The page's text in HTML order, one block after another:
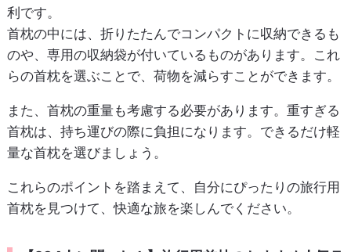
利です。
首枕の中には、折りたたんでコンパクトに収納できるも
のや、専用の収納袋が付いているものがあります。これ
らの首枕を選ぶことで、荷物を減らすことができます。
また、首枕の重量も考慮する必要があります。重すぎる
首枕は、持ち運びの際に負担になります。できるだけ軽
量な首枕を選びましょう。
これらのポイントを踏まえて、自分にぴったりの旅行用
首枕を見つけて、快適な旅を楽しんでください。